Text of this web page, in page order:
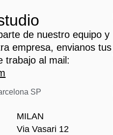
de nuestro equipo y
empresa, envianos tus
trabajo al mail:
SP
MILAN
Via Vasari 12